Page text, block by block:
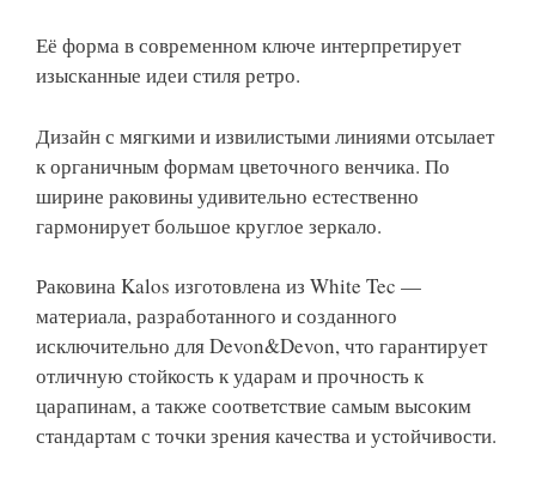
Её форма в современном ключе интерпретирует
изысканные идеи стиля ретро.
Дизайн с мягкими и извилистыми линиями отсылает
к органичным формам цветочного венчика. По
ширине раковины удивительно естественно
гармонирует большое круглое зеркало.
Раковина Kalos изготовлена из White Tec —
материала, разработанного и созданного
исключительно для Devon&Devon, что гарантирует
отличную стойкость к ударам и прочность к
царапинам, а также соответствие самым высоким
стандартам с точки зрения качества и устойчивости.